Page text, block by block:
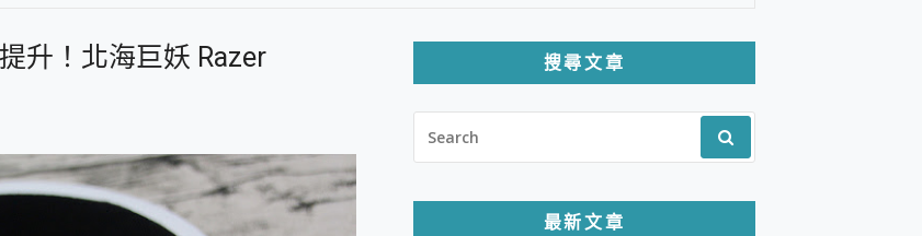
X1070 SSD 固態硬碟開箱 評測
計 SpotCam Solo Eco 太陽能防水雲端攝影機 SpotCam Solo 3 2.5K高畫質戶外攝影機 開箱 評
AI+ D3MG-031TW 14吋 開箱評價，AI輕薄商務筆電 Copilot+ PC
Pro 開箱評價~ 2 億畫素 LumaColor 影像、持久續航與 IP69K 高防護
護貼怎麼選？imos AR 低反光玻璃、藍寶石鏡頭貼與軍規防摔殼完整開箱評價
5 開箱 評測
Yoga Book 9 14吋 AI輕薄筆電 開箱 評測
升！北海巨妖 Razer
搜尋文章
FOR:
最新文章